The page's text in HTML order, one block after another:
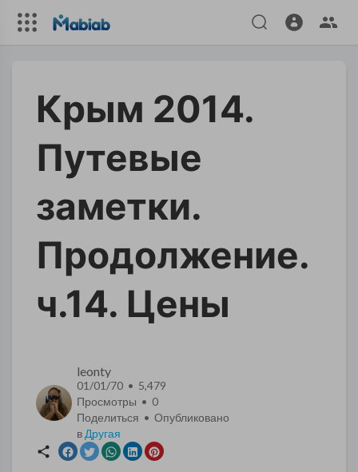
Крым 2014.
Путевые
заметки.
Продолжение.
ч.14. Цены
leonty
01/01/70 • 5,479
Просмотры • 0
Поделиться • Опубликовано
в Другая